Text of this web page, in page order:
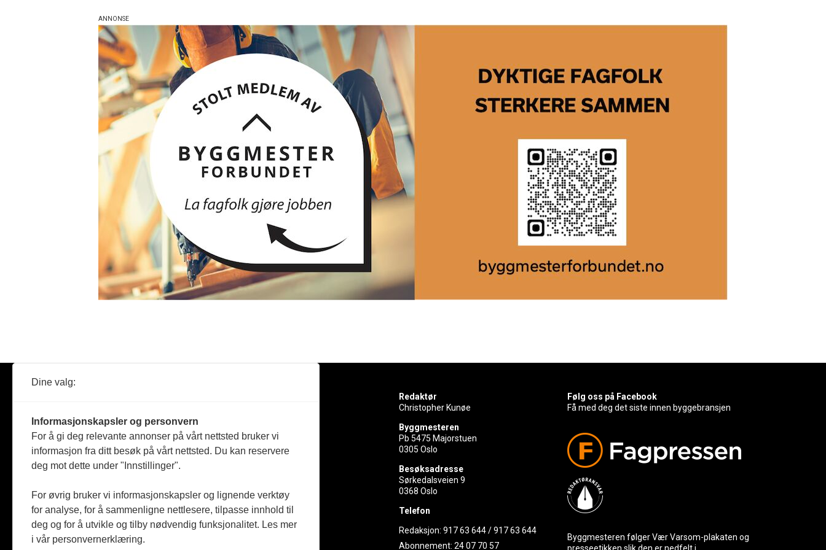
Reportasje
Produkter
Jobbmarked
Redaktør
Christopher Kunøe
Byggmesteren
Pb 5475 Majorstuen
0305 Oslo
Besøksadresse
Sørkedalsveien 9
0368 Oslo
Telefon
Redaksjon:917 63 644/917 63 644
Abonnement:24 07 70 57
Følg oss på Facebook
Få med deg det siste innen byggebransjen
Byggmesteren følger Vær Varsom-plakaten og
Dine valg:
Informasjonskapsler og personvern
For å gi deg relevante annonser på vårt nettsted bruker vi
informasjon fra ditt besøk på vårt nettsted. Du kan reservere
deg mot dette under "Innstillinger".
For øvrig bruker vi informasjonskapsler og lignende verktøy
for analyse, for å sammenligne nettlesere, tilpasse innhold til
deg og for å utvikle og tilby nødvendig funksjonalitet. Les mer
i vår personvernerklæring.